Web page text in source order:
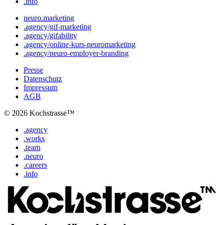
neuro.marketing
.agency/gif-marketing
.agency/gifability
.agency/online-kurs-neuromarketing
.agency/neuro-employer-branding
Presse
Datenschutz
Impressum
AGB
© 2026 Kochstrasse™
.agency
.works
.team
.neuro
.careers
.info